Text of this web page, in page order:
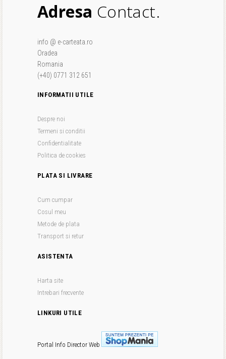
Adresa Contact.
info @ e-carteata.ro
Oradea
Romania
(+40) 0771 312 651
INFORMATII UTILE
Despre noi
Termeni si conditii
Confidentialitate
Politica de cookies
PLATA SI LIVRARE
Cum cumpar
Cosul meu
Metode de plata
Transport si retur
ASISTENTA
Harta site
Intrebari frecvente
LINKURI UTILE
Portal Info Director Web